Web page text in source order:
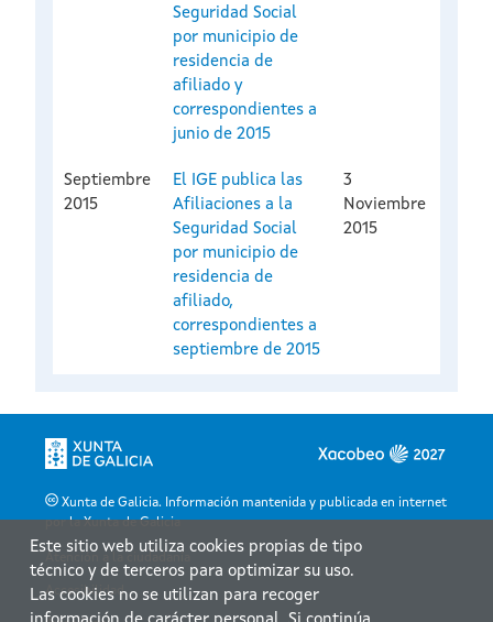
Seguridad Social
por municipio de
residencia de
afiliado y
correspondientes a
junio de 2015
Septiembre
2015
El IGE publica las
Afiliaciones a la
Seguridad Social
por municipio de
residencia de
afiliado,
correspondientes a
septiembre de 2015
3
Noviembre
2015
Xunta de Galicia. Información mantenida y publicada en internet
por la Xunta de Galicia
Accesibilidad
Este sitio web utiliza cookies propias de tipo
técnico y de terceros para optimizar su uso.
Las cookies no se utilizan para recoger